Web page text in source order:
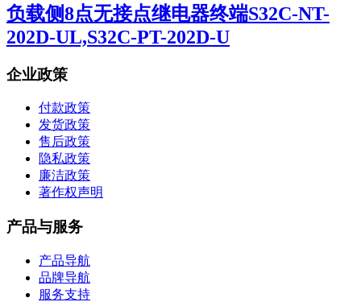
SAMWON ACT 三元 S32C系列 32点型,
负载侧8点无接点继电器终端S32C-NT-
202D-UL,S32C-PT-202D-U